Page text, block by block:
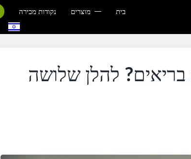
בית מוצרים נקודות מכירה
להלן שלושה